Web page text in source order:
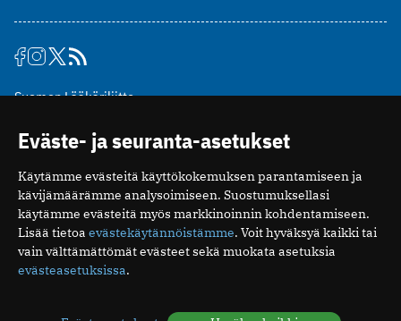
Suomen Lääkäriliitto
00510 Helsinki
puh. (09) 393 091
toimitus@potilaanlaakarilehti.fi
ISSN 2323-9476
Eväste- ja seuranta-asetukset
Käytämme evästeitä käyttökokemuksen parantamiseen ja
kävijämäärämme analysoimiseen. Suostumuksellasi
käytämme evästeitä myös markkinoinnin kohdentamiseen.
Lisää tietoa evästekäytännöistämme. Voit hyväksyä kaikki tai
vain välttämättömät evästeet sekä muokata asetuksia
evästeasetuksissa.